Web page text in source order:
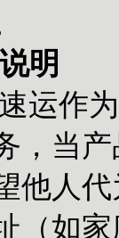
明
运作
，当
他人
（如